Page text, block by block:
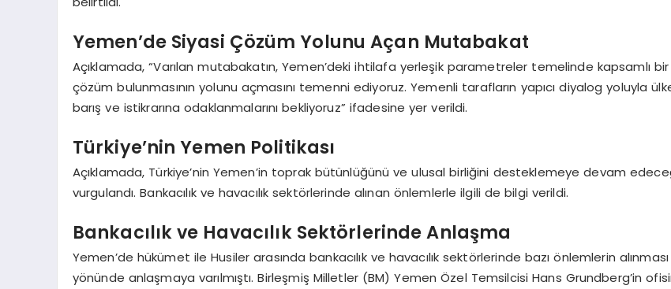
Yemen’de Siyasi Çözüm Yolunu Açan Mutabakat
Açıklamada, “Varılan mutabakatın, Yemen’deki ihtilafa yerleşik parametreler temelinde kapsamlı
çözüm bulunmasının yolunu açmasını temenni ediyoruz. Yemenli tarafların yapıcı diyalog yoluyla
barış ve istikrarına odaklanmalarını bekliyoruz” ifadesine yer verildi.
Türkiye’nin Yemen Politikası
Açıklamada, Türkiye’nin Yemen’in toprak bütünlüğünü ve ulusal birliğini desteklemeye devam
vurgulandı. Bankacılık ve havacılık sektörlerinde alınan önlemlerle ilgili de bilgi verildi.
Bankacılık ve Havacılık Sektörlerinde Anlaşma
Yemen’de hükümet ile Husiler arasında bankacılık ve havacılık sektörlerinde bazı önlemlerin alınması
yönünde anlaşmaya varılmıştı. Birleşmiş Milletler (BM) Yemen Özel Temsilcisi Hans Grundberg’in